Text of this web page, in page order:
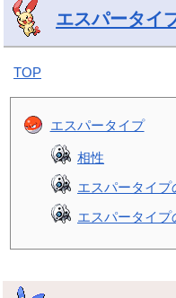
エスパータイ
TOP
エスパータイプ
相性
エスパータイプ
エスパータイプ